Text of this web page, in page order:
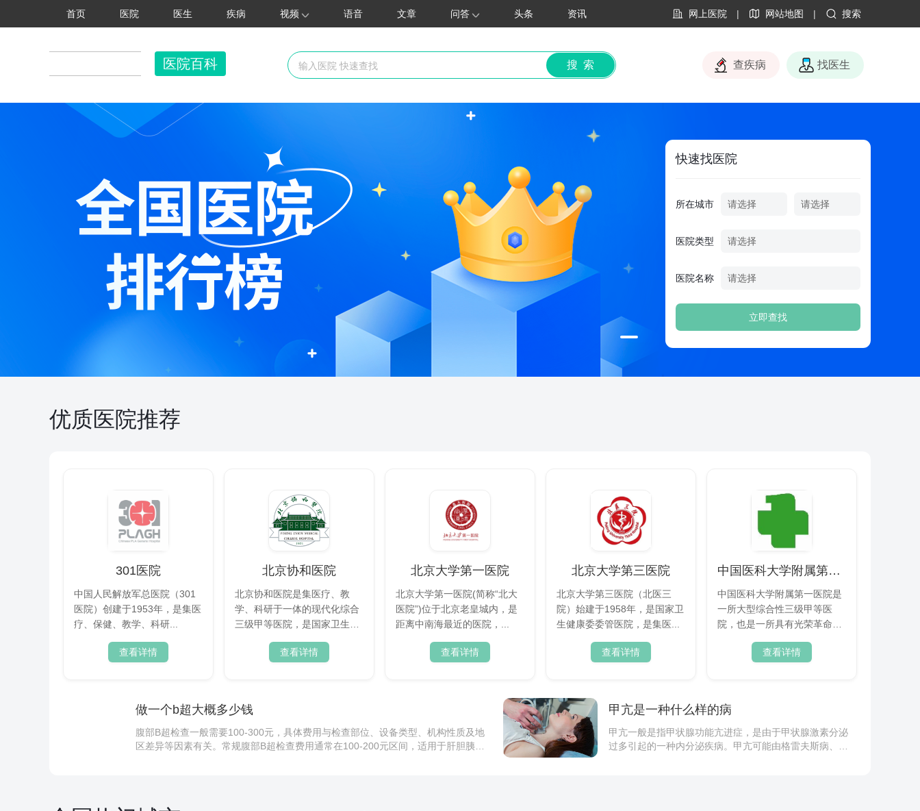
首页 医院 医生 疾病 视频 语音 文章 问答 头条 资讯 网上医院 | 网站地图 | 搜索
医院百科 搜 索 查疾病 找医生
快速找医院
所在城市
医院类型
医院名称
立即查找
优质医院推荐
301医院
中国人民解放军总医院（301
医院）创建于1953年，是集医
疗、保健、教学、科研...
查看详情
北京协和医院
北京协和医院是集医疗、教
学、科研于一体的现代化综合
三级甲等医院，是国家卫生健
查看详情
北京大学第一医院
北京大学第一医院(简称“北大
医院”)位于北京老皇城内，是
距离中南海最近的医院，...
查看详情
北京大学第三医院
北京大学第三医院（北医三
院）始建于1958年，是国家卫
生健康委委管医院，是集医...
查看详情
中国医科大学附属第一医院
中国医科大学附属第一医院是
一所大型综合性三级甲等医
院，也是一所具有光荣革命传
查看详情
做一个b超大概多少钱
腹部B超检查一般需要100-300元，具体费用与检查部位、设备类型、机构性质及地
区差异等因素有关。常规腹部B超检查费用通常在100-200元区间，适用于肝胆胰脾
甲亢是一种什么样的病
甲亢一般是指甲状腺功能亢进症，是由于甲状腺激素分泌
过多引起的一种内分泌疾病。甲亢可能由格雷夫斯病、甲